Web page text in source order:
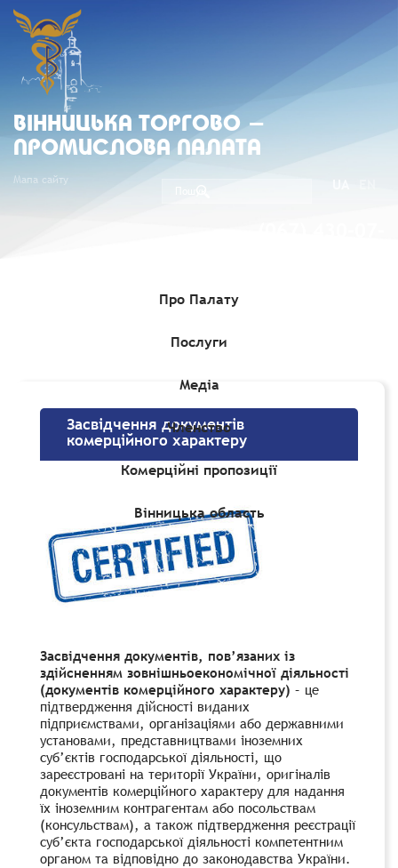
ВIННИЦЬКА ТОРГОВО -
ПРОМИСЛОВА ПАЛАТА
Мапа сайту
Про Палату
Послуги
Медіа
Членство
Комерційні пропозиції
Вінницька область
Зовнішньоекономічна діяльність
Засвідчення документів
комерційного характеру
Засвідчення документів, пов’язаних із
здійсненням зовнішньоекономічної діяльності
(документів комерційного характеру) – це
підтвердження дійсності виданих
підприємствами, організаціями або державними
установами, представництвами іноземних
суб’єктів господарської діяльності, що
зареєстровані на території України, оригіналів
документів комерційного характеру для надання
їх іноземним контрагентам або посольствам
(консульствам), а також підтвердження реєстрації
суб’єкта господарської діяльності компетентним
органом та відповідно до законодавства України.